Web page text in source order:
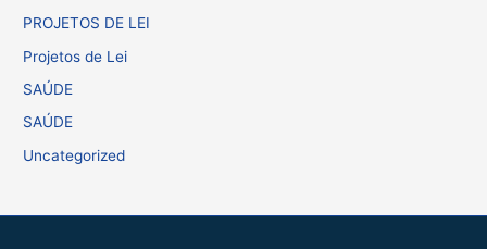
PROJETOS DE LEI
Projetos de Lei
SAÚDE
SAÚDE
Uncategorized